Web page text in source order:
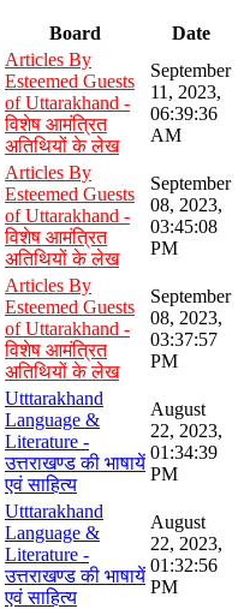
Board Date
Articles By
Esteemed Guests
of Uttarakhand -
विशेष आमंत्रित
अतिथियों के लेख
September
11, 2023,
06:39:36
AM
Articles By
Esteemed Guests
of Uttarakhand -
विशेष आमंत्रित
अतिथियों के लेख
September
08, 2023,
03:45:08
PM
Articles By
Esteemed Guests
of Uttarakhand -
विशेष आमंत्रित
अतिथियों के लेख
September
08, 2023,
03:37:57
PM
Utttarakhand
Language &
Literature -
उत्तराखण्ड की भाषायें
एवं साहित्य
August
22, 2023,
01:34:39
PM
Utttarakhand
Language &
Literature -
उत्तराखण्ड की भाषायें
एवं साहित्य
August
22, 2023,
01:32:56
PM